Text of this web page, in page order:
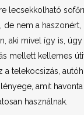
lecsekkolható
de nem a haszonért,
aki mivel így is, úgy
mellett kellemes
a telekocsizás,
amit
használnak.